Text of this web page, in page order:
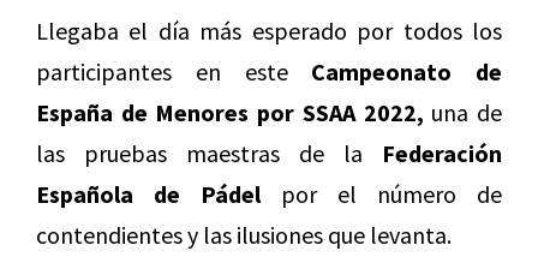
Llegaba el día más esperado por todos los
participantes en este Campeonato de
España de Menores por SSAA 2022, una de
las pruebas maestras de la Federación
Española de Pádelpor el número de
contendientes y las ilusiones que levanta.